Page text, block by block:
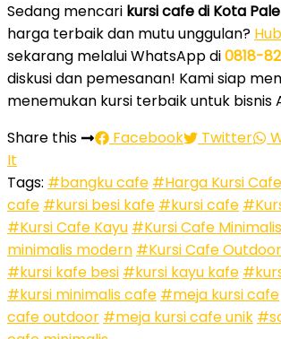
Sedang mencari kursi cafe di Kota
harga terbaik dan mutu unggulan?
sekarang melalui WhatsApp di0818-
diskusi dan pemesanan! Kami siap
menemukan kursi terbaik untuk bisnis
Share this
Facebook Twitter
It
Tags: #bangku cafe #Harga Kursi Cafe
cafe #kursi besi kafe #kursi cafe
#Kursi Cafe Kayu #Kursi Cafe Minimalis
minimalis modern #Kursi Cafe Outdoor
#kursi kafe besi #kursi kayu kafe
#kursi minimalis cafe #meja kursi cafe
cafe outdoor #meja kursi cafe unik